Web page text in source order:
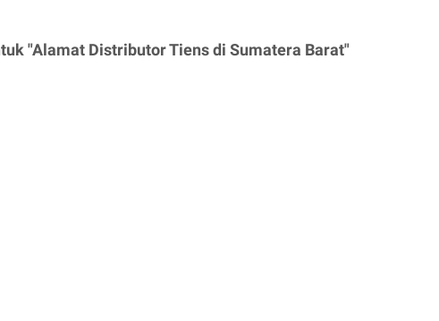
"Alamat Distributor Tiens di Sumatera Barat"